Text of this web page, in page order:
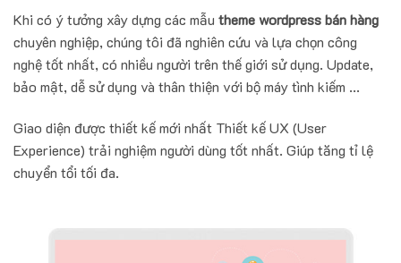
Khi có ý tưởng xây dựng các mẫu theme wordpress bán hàng
chuyên nghiệp, chúng tôi đã nghiên cứu và lựa chọn công
nghệ tốt nhất, có nhiều người trên thế giới sử dụng. Update,
bảo mật, dễ sử dụng và thân thiện với bộ máy tình kiếm ...
Giao diện được thiết kế mới nhất Thiết kế UX (User
Experience) trải nghiệm người dùng tốt nhất. Giúp tăng tỉ lệ
chuyển tổi tối đa.